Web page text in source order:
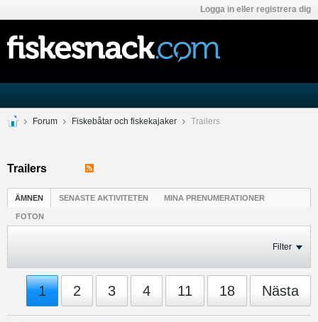
Logga in eller registrera dig
Forum Fiskebåtar och fiskekajaker Trailers
Trailers
ÄMNEN SENASTE AKTIVITETEN MINA PRENUMERATIONER
FOTON
Filter
1 2 3 4 11 18 Nästa